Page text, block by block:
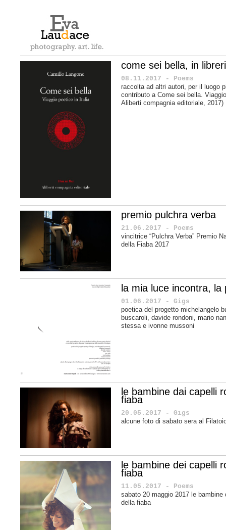
come sei bella, in
08.11.2017 - Poems
raccolta ad altri autori, per il luogo
contributo a Come sei bella.
Aliberti compagnia editoriale, 2017)
premio pulchra verba
21.06.2017 - Poems
vincitrice “Pulchra Verba” Premio
della Fiaba 2017
la mia luce incontra, la
01.06.2017 - Gigs
poetica del progetto michelangelo
buscaroli, davide rondoni, mario
stessa e ivonne mussoni
le bambine dai capelli
fiaba
20.05.2017 - Gigs
alcune foto di sabato sera al
le bambine dei capelli
fiaba
11.05.2017 - Poems
sabato 20 maggio 2017 le
della fiaba